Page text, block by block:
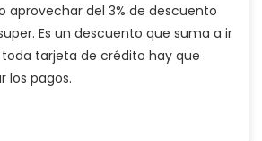
aprovechar del 3% de descuento
Es un descuento que suma a ir
tarjeta de crédito hay que
los pagos.